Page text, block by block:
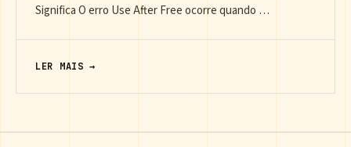
Significa O erro Use After Free ocorre quando …
LER MAIS →